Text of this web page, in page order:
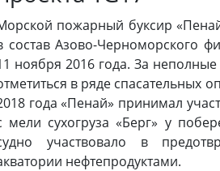
пожарный буксир
состав Азово-Черноморского
ноября 2016 года. За
в ряде спасательных
года «Пенай» принимал
мели сухогруза «Берг» у
участвовало в
нефтепродуктами.